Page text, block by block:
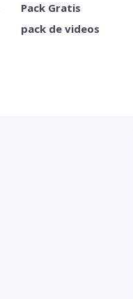
Pack Gratis
pack de videos